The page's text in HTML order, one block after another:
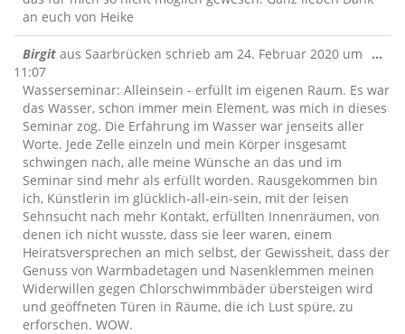
an euch von Heike
Birgit aus Saarbrücken schrieb am 24. Februar 2020 um
11:07
Wasserseminar: Alleinsein - erfüllt im eigenen Raum. Es war
das Wasser, schon immer mein Element, was mich in dieses
Seminar zog. Die Erfahrung im Wasser war jenseits aller
Worte. Jede Zelle einzeln und mein Körper insgesamt
schwingen nach, alle meine Wünsche an das und im
Seminar sind mehr als erfüllt worden. Rausgekommen bin
ich, Künstlerin im glücklich-all-ein-sein, mit der leisen
Sehnsucht nach mehr Kontakt, erfüllten Innenräumen, von
denen ich nicht wusste, dass sie leer waren, einem
Heiratsversprechen an mich selbst, der Gewissheit, dass der
Genuss von Warmbadetagen und Nasenklemmen meinen
Widerwillen gegen Chlorschwimmbäder übersteigen wird
und geöffneten Türen in Räume, die ich Lust spüre, zu
erforschen. WOW.
...